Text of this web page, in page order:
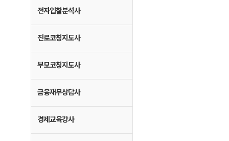
전자입찰분석사
진로코칭지도사
부모코칭지도사
금융재무상담사
경제교육강사